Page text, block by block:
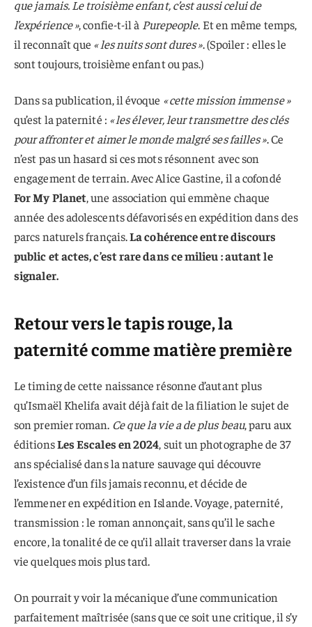
que jamais. Le troisième enfant, c’est aussi celui de
l’expérience », confie-t-il à Purepeople. Et en même temps,
il reconnaît que « les nuits sont dures ». (Spoiler : elles le
sont toujours, troisième enfant ou pas.)
Dans sa publication, il évoque « cette mission immense »
qu’est la paternité : « les élever, leur transmettre des clés
pour affronter et aimer le monde malgré ses failles ». Ce
n’est pas un hasard si ces mots résonnent avec son
engagement de terrain. Avec Alice Gastine, il a cofondé
For My Planet, une association qui emmène chaque
année des adolescents défavorisés en expédition dans des
parcs naturels français.La cohérence entre discours
public et actes, c’est rare dans ce milieu : autant le
signaler.
Retour vers le tapis rouge, la
paternité comme matière première
Le timing de cette naissance résonne d’autant plus
qu’Ismaël Khelifa avait déjà fait de la filiation le sujet de
son premier roman. Ce que la vie a de plus beau, paru aux
éditionsLes Escales en 2024, suit un photographe de 37
ans spécialisé dans la nature sauvage qui découvre
l’existence d’un fils jamais reconnu, et décide de
l’emmener en expédition en Islande. Voyage, paternité,
transmission : le roman annonçait, sans qu’il le sache
encore, la tonalité de ce qu’il allait traverser dans la vraie
vie quelques mois plus tard.
On pourrait y voir la mécanique d’une communication
parfaitement maîtrisée (sans que ce soit une critique, il s’y